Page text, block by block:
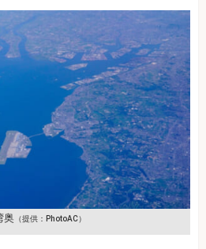
奥 （提供：PhotoAC）